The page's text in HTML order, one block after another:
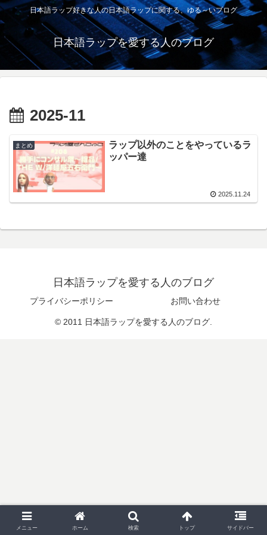
日本語ラップ好きな人の日本語ラップに関する、ゆる～いブログ
日本語ラップを愛する人のブログ
2025-11
まとめ
ラップ以外のことをやっているラ
ッパー達
2025.11.24
日本語ラップを愛する人のブログ
プライバシーポリシー お問い合わせ
© 2011 日本語ラップを愛する人のブログ.
メニュー ホーム 検索 トップ サイドバー